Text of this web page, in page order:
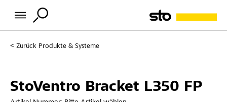
Zurück Produkte & Systeme
StoVentro Bracket L350 FP